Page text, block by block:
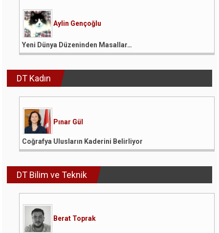
Aylin Gençoğlu
Yeni Dünya Düzeninden Masallar…
DT Kadın
Pınar Gül
Coğrafya Ulusların Kaderini Belirliyor
DT Bilim ve Teknik
Berat Toprak